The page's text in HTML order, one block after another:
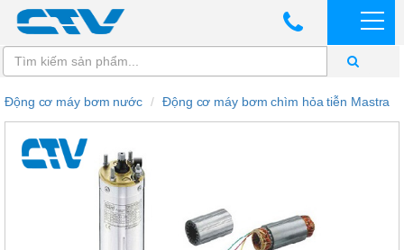
Động cơ máy bơm nước Động cơ máy bơm chìm hỏa tiễn Mastra